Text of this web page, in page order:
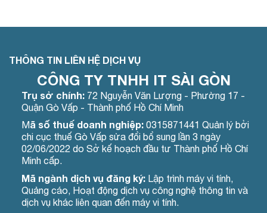
THÔNG TIN LIÊN HỆ DỊCH VỤ
CÔNG TY TNHH IT SÀI GÒN
Trụ sở chính:72 Nguyễn Văn Lượng - Phường 17 -
Quận Gò Vấp - Thành phố Hồ Chí Minh
Mã số thuế doanh nghiệp:0315871441 Quản lý bởi
chi cục thuế Gò Vấp sửa đổi bổ sung lần 3 ngày
02/06/2022 do Sở kế hoạch đầu tư Thành phố Hồ Chí
Minh cấp.
Mã ngành dịch vụ đăng ký:Lập trình máy vi tính,
Quảng cáo, Hoạt động dịch vụ công nghệ thông tin và
dịch vụ khác liên quan đến máy vi tính.